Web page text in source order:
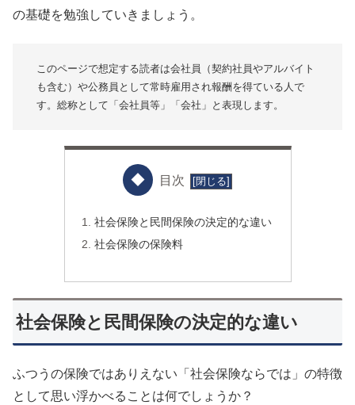
の基礎を勉強していきましょう。
このページで想定する読者は会社員（契約社員やアルバイト
も含む）や公務員として常時雇用され報酬を得ている人で
す。総称として「会社員等」「会社」と表現します。
目次
社会保険と民間保険の決定的な違い
社会保険の保険料
社会保険と民間保険の決定的な違い
ふつうの保険ではありえない「社会保険ならでは」の特徴
として思い浮かべることは何でしょうか？